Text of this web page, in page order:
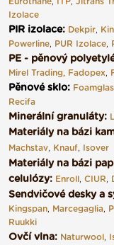
Izolace
PIR izolace: Dekpir,
Powerline, PUR Izolace,
PE - pěnový
Mirel Trading, Fadopex,
Pěnové sklo: Foamglas
Recifa
Minerální granuláty:
Materiály na bázi
Machstav, Knauf, Isover
Materiály na bázi
celulózy: Enroll, CIUR,
Sendvičové desky a
Kingspan, Marcegaglia,
Ruukki
Ovčí vlna: Naturwool,